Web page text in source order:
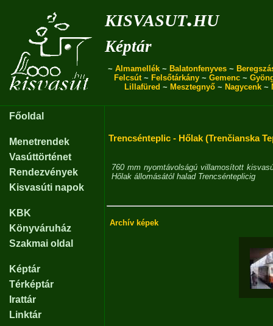
kisvasut.hu
Képtár
~ Almamellék ~ Balatonfenyves ~
Felcsút~ Felsőtárkány ~ Gemenc ~
Lillafüred ~ Mesztegnyő~ Nagycenk~
Főoldal
Menetrendek
Vasúttörténet
Rendezvények
Kisvasúti napok
KBK
Könyváruház
Szakmai oldal
Képtár
Térképtár
Irattár
Linktár
Trencsénteplic - Hőlak (Trenčianska
760 mm nyomtávolságú villamosított
Hőlak állomásától halad Trencsénteplicig
Archív képek